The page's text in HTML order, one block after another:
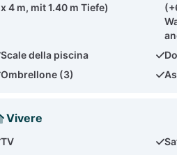
x 4 m, mit 1.40 m Tiefe)
Scale della piscina
Ombrellone (3)
Vivere
TV